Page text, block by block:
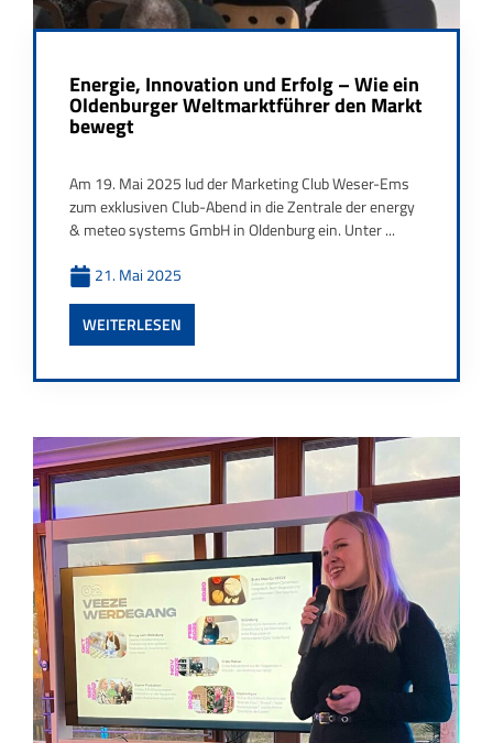
Energie, Innovation und Erfolg – Wie ein
Oldenburger Weltmarktführer den Markt
bewegt
Am 19. Mai 2025 lud der Marketing Club Weser-Ems
zum exklusiven Club-Abend in die Zentrale der energy
& meteo systems GmbH in Oldenburg ein. Unter ...
21. Mai 2025
WEITERLESEN